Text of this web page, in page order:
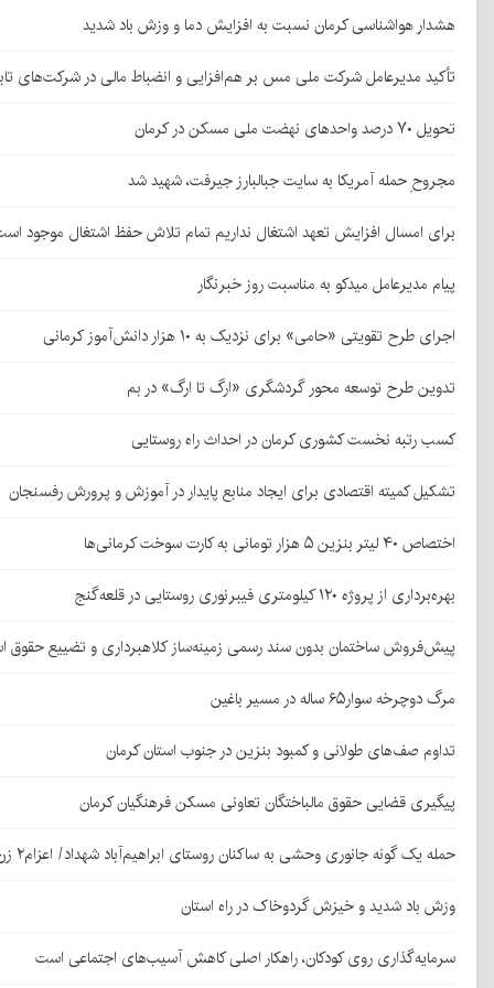
هشدار هواشناسی کرمان نسبت به افزایش دما و وزش باد شدید
تأکید مدیرعامل شرکت ملی مس بر هم‌افزایی و انضباط مالی در شرکت‌های
تحویل ۷۰ درصد واحدهای نهضت ملی مسکن در کرمان
مجروحِ حمله آمریکا به سایت جبالبارز جیرفت، شهید شد
برای امسال افزایش تعهد اشتغال نداریم تمام تلاش حفظ اشتغال موجود
پیام مدیرعامل میدکو به مناسبت روز خبرنگار
اجرای طرح تقویتی «حامی» برای نزدیک به ۱۰ هزار دانش‌آموز کرمانی
تدوین طرح توسعه محور گردشگری «ارگ تا ارگ» در بم
کسب رتبه نخست کشوری کرمان در احداث راه روستایی
تشکیل کمیته اقتصادی برای ایجاد منابع پایدار در آموزش و پرورش رفسنجان
اختصاص ۴۰ لیتر بنزین ۵ هزار تومانی به کارت سوخت کرمانی‌ها
بهره‌برداری از پروژه ۱۲۰ کیلومتری فیبرنوری روستایی در قلعه‌گنج
پیش‌فروش ساختمان بدون سند رسمی زمینه‌ساز کلاهبرداری و تضییع حقوق
مرگ دوچرخه سوار۶۵ ساله در مسیر باغین
تداوم صف‌های طولانی و کمبود بنزین در جنوب استان کرمان
پیگیری قضایی حقوق مالباختگان تعاونی مسکن فرهنگیان کرمان
حمله یک گونه جانوری وحشی به ساکنان روستای ابراهیم‌آباد شهداد/ اعزام۲ زن مجروح به کرمان
وزش باد شدید و خیزش گردوخاک در راه استان
سرمایه‌گذاری روی کودکان، راهکار اصلی کاهش آسیب‌های اجتماعی است